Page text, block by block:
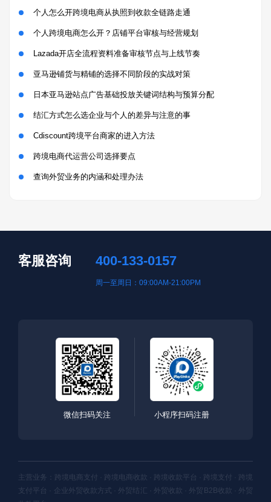
个人怎么开跨境电商从执照到收款全链路走通
个人跨境电商怎么开？店铺平台审核与经营规划
Lazada开店全流程资料准备审核节点与上线节奏
亚马逊铺货与精铺的选择不同阶段的实战对策
日本亚马逊站点广告基础投放关键词结构与预算分配
结汇方式怎么选企业与个人的差异与注意的事
Cdiscount跨境平台商家的进入方法
跨境电商代运营公司选择要点
查询外贸业务的内涵和处理办法
客服咨询 400-133-0157
周一至周日：09:00AM-21:00PM
微信扫码关注 小程序扫码注册
主营业务：跨境电商支付 · 跨境电商收款 · 跨境收款平台 · 跨境支付 · 跨境
支付平台 · 企业外贸收款方式 · 外贸结汇 · 外贸收款 · 外贸B2B收款 · 外贸